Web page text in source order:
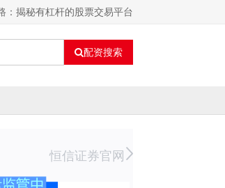
：揭秘有杠杆的股票交易平台
配资搜索
恒信证券官网